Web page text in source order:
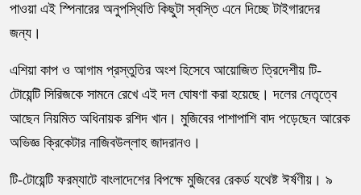
পাওয়া এই স্পিনারের অনুপস্থিতি কিছুটা স্বস্তি এনে দিচ্ছে টাইগারদের
জন্য।
এশিয়া কাপ ও আগাম প্রস্তুতির অংশ হিসেবে আয়োজিত ত্রিদেশীয় টি-
টোয়েন্টি সিরিজকে সামনে রেখে এই দল ঘোষণা করা হয়েছে। দলের নেতৃত্বে
আছেন নিয়মিত অধিনায়ক রশিদ খান। মুজিবের পাশাপাশি বাদ পড়েছেন আরেক
অভিজ্ঞ ক্রিকেটার নাজিবউল্লাহ জাদরানও।
টি-টোয়েন্টি ফরম্যাটে বাংলাদেশের বিপক্ষে মুজিবের রেকর্ড যথেষ্ট ঈর্ষণীয়। ৯